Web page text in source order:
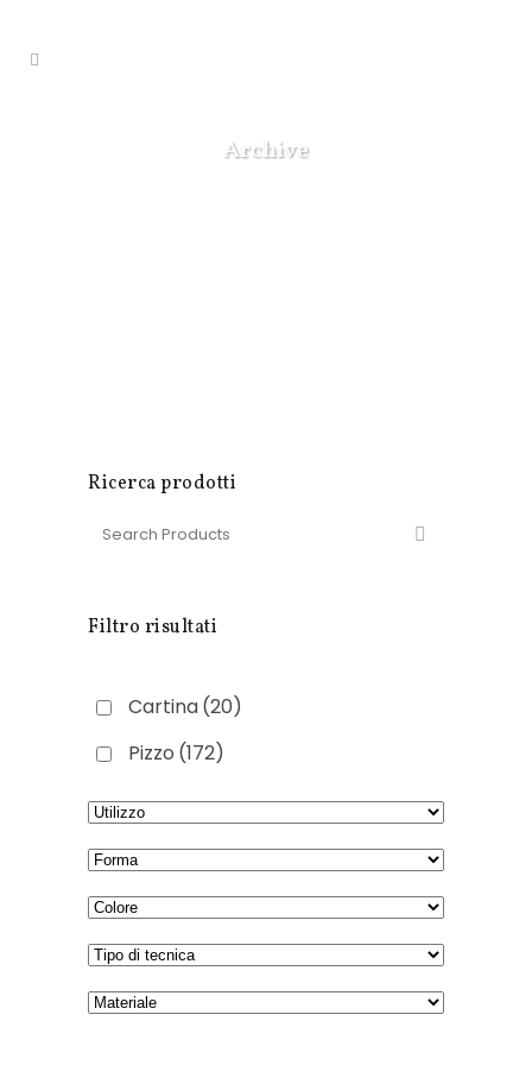
Archive
Ricerca prodotti
Filtro risultati
Cartina(20)
Pizzo (172)